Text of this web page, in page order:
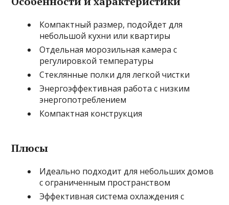
Компактный размер, подойдет для
небольшой кухни или квартиры
Отдельная морозильная камера с
регулировкой температуры
Стеклянные полки для легкой чистки
Энергоэффективная работа с низким
энергопотреблением
Компактная конструкция
Плюсы
Идеально подходит для небольших домов
с ограниченным пространством
Эффективная система охлаждения с